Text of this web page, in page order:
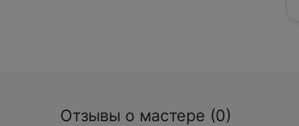
Отзывы о мастере (0)